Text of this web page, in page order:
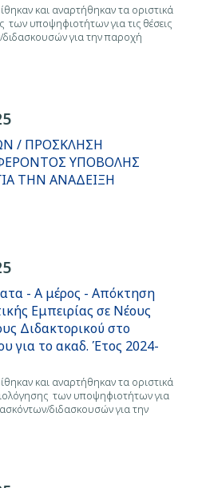
και αναρτήθηκαν τα οριστικά
των υποψηφιοτήτων για τις θέσεις
διδασκουσών για την παροχή
/ ΠΡΟΣΚΛΗΣΗ
ΥΠΟΒΟΛΗΣ
ΤΗΝ ΑΝΑΔΕΙΞΗ
- Α μέρος - Απόκτηση
Εμπειρίας σε Νέους
Διδακτορικού στο
για το ακαδ. Έτος 2024-
και αναρτήθηκαν τα οριστικά
των υποψηφιοτήτων για
διδασκουσών για την